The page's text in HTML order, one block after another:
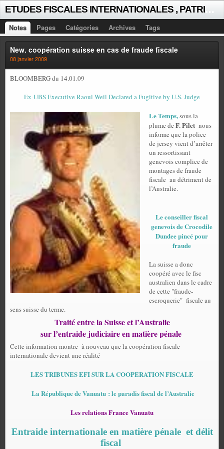
Notes Pages Catégories Archives Tags
New. coopération suisse en cas de fraude fiscale
08 janvier 2009
BLOOMBERG du 14.01.09
Ex-UBS Executive Raoul Weil Declared a Fugitive by U.S. Judge
Le Temps,sous la
plume deF. Pilet nous
informe que la police
de jersey vient d’arrêter
un ressortissant
genevois complice de
montages de fraude
fiscale au détriment de
l’Australie.
Le conseiller fiscal
genevois de Crocodile
Dundee pincé pour
fraude
La suisse a donc
coopéré avec le fisc
australien dans le cadre
de cette "fraude-
escroquerie" fiscale au
sens suisse du terme.
Traité entre la Suisse et l’Australie
sur l’entraide judiciaire en matière pénale
Cette information montre à nouveau que la coopération fiscale
internationale devient une réalité
LES TRIBUNES EFI SUR LA COOPERATION FISCALE
La République de Vanuatu : le paradis fiscal de l’Australie
Les relations France Vanuatu
Entraide internationale en matière pénale et délit
fiscal